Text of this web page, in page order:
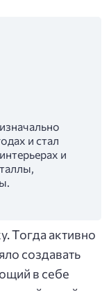
и стал
и
Тогда активно
создавать
в себе